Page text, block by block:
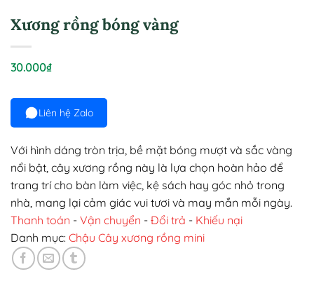
Xương rồng bóng vàng
30.000₫
Liên hệ Zalo
Với hình dáng tròn trịa, bề mặt bóng mượt và sắc vàng
nổi bật, cây xương rồng này là lựa chọn hoàn hảo để
trang trí cho bàn làm việc, kệ sách hay góc nhỏ trong
nhà, mang lại cảm giác vui tươi và may mắn mỗi ngày.
Thanh toán - Vận chuyển - Đổi trả - Khiếu nại
Danh mục: Chậu Cây xương rồng mini